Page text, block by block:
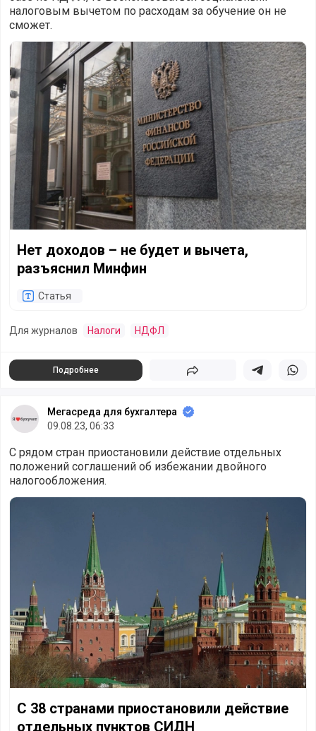
налоговым вычетом по расходам за обучение он не
сможет.
Нет доходов – не будет и вычета, разъяснил Минфин
Нет доходов – не будет и вычета,
разъяснил Минфин
Статья
Для журналов Налоги НДФЛ
Подробнее Поделиться Поделиться в
Мегасреда для бухгалтера
09.08.23, 06:33
С рядом стран приостановили действие отдельных
положений соглашений об избежании двойного
налогообложения.
С 38 странами приостановили действие отдельных
С 38 странами приостановили действие
отдельных пунктов СИДН